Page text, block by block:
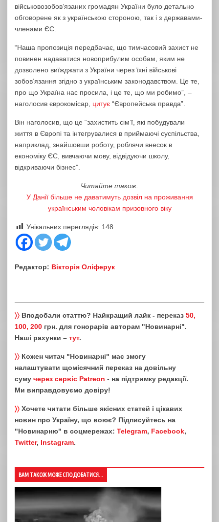
військовозобов’язаних громадян України було детально
обговорене як з українською стороною, так і з державами-
членами ЄС.
“Наша пропозиція передбачає, що тимчасовий захист не
повинен надаватися новоприбулим особам, яким не
дозволено виїжджати з України через їхні військові
зобов’язання згідно з українським законодавством. Це те,
про що Україна нас просила, і це те, що ми робимо”, –
наголосив єврокомісар, цитує “Європейська правда”.
Він наголосив, що це “захистить сім’ї, які побудували
життя в Європі та інтегрувалися в приймаючі суспільства,
наприклад, знайшовши роботу, роблячи внесок в
економіку ЄС, вивчаючи мову, відвідуючи школу,
відкриваючи бізнес”.
Читайте також:
У Данії більше не даватимуть дозвіл на проживання
українським чоловікам призовного віку
Унікальних переглядів: 148
Редактор: Вікторія Оліферук
〉〉 Вподобали статтю? Найкращий лайк - переказ 50,
100, 200 грн. для гонорарів авторам "Новинарні".
Наші рахунки – тут.
〉〉 Кожен читач "Новинарні" має змогу
налаштувати щомісячний переказ на довільну
суму через сервіс Patreon - на підтримку редакції.
Ми виправдовуємо довіру!
〉〉 Хочете читати більше якісних статей і цікавих
новин про Україну, що воює? Підписуйтесь на
"Новинарню" в соцмережах: Telegram, Facebook,
Twitter, Instagram.
ВАМ ТАКОЖ МОЖЕ СПОДОБАТИСЯ...